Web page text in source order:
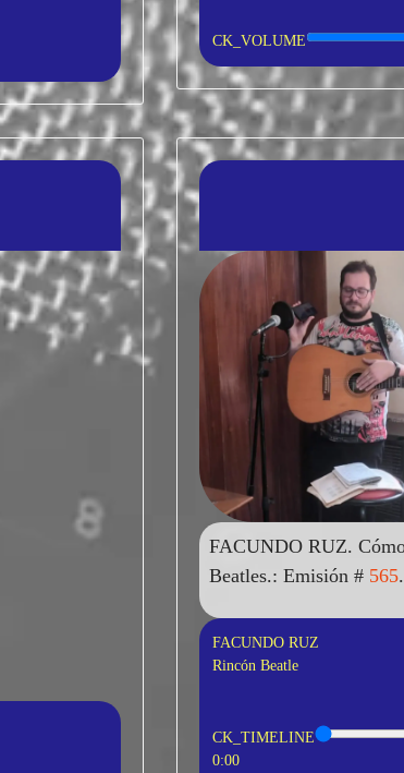
CK_VOLUME
FACUNDO RUZ.
Beatles.: Emisión # 565.
FACUNDO RUZ
Rincón Beatle
CK_TIMELINE
0:00